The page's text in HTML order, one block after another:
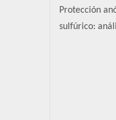
Protección
sulfúrico: